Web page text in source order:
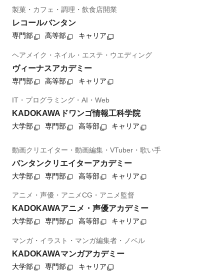
製菓・カフェ・調理・飲食店開業
レコールバンタン
専門部 高等部 キャリア
ヘアメイク・ネイル・エステ・ウエディング
ヴィーナスアカデミー
専門部 高等部 キャリア
IT・プログラミング・AI・Web
KADOKAWAドワンゴ情報工科学院
大学部 専門部 高等部 キャリア
動画クリエイター・動画編集・VTuber・歌い手
バンタンクリエイターアカデミー
大学部 専門部 高等部 キャリア
アニメ・声優・アニメCG・アニメ監督
KADOKAWAアニメ・声優アカデミー
大学部 専門部 高等部 キャリア
マンガ・イラスト・マンガ編集者・ノベル
KADOKAWAマンガアカデミー
大学部 専門部 キャリア